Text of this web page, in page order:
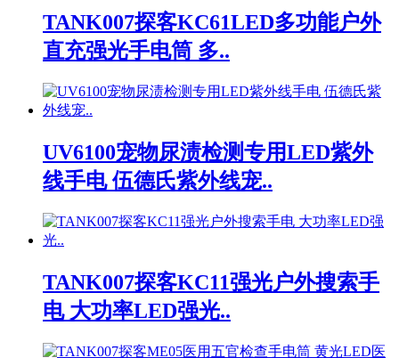
TANK007探客KC61LED多功能户外
直充强光手电筒 多..
UV6100宠物尿渍检测专用LED紫外
线手电 伍德氏紫外线宠..
TANK007探客KC11强光户外搜索手
电 大功率LED强光..